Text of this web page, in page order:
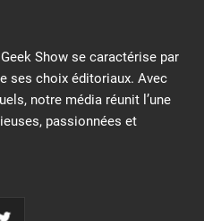
Show se caractérise par
ses choix éditoriaux. Avec
notre média réunit l’une
passionnées et